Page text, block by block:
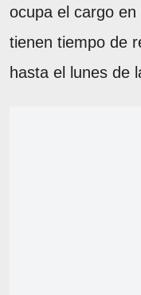
ocupa el cargo
tienen tiempo de
hasta el lunes de